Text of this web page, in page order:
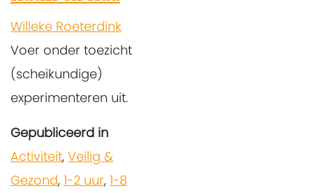
Willeke Roeterdink
Voer onder toezicht
(scheikundige)
experimenteren uit.
Gepubliceerd in
Activiteit, Veilig &
Gezond, 1-2 uur, 1-8